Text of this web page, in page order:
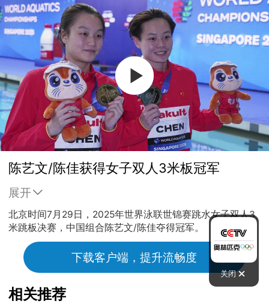
陈艺文/陈佳获得女子双人3米板冠军
展开
北京时间7月29日，2025年世界泳联世锦赛跳水女子双人3
米跳板决赛，中国组合陈艺文/陈佳夺得冠军。
下载客户端，提升流畅度
相关推荐
关闭